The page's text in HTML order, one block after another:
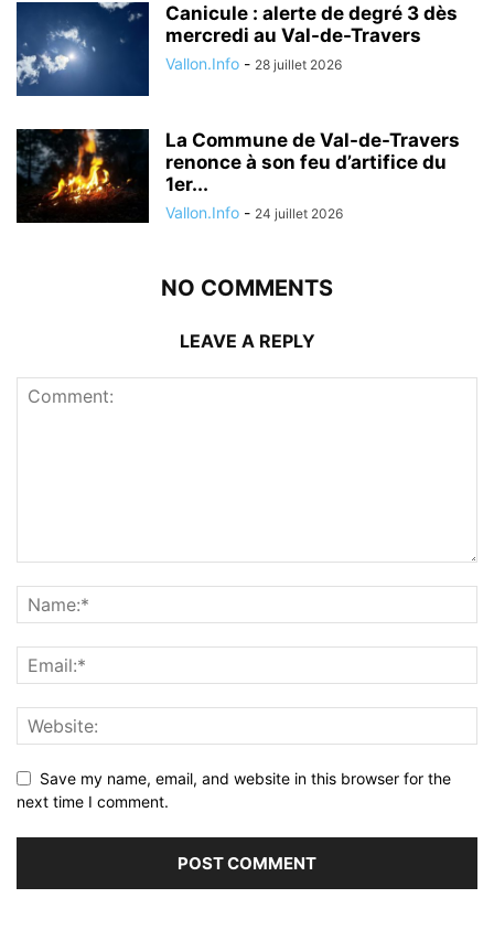
Canicule : alerte de degré 3 dès
mercredi au Val-de-Travers
Vallon.Info - 28 juillet 2026
La Commune de Val-de-Travers
renonce à son feu d’artifice du
1er...
Vallon.Info - 24 juillet 2026
NO COMMENTS
LEAVE A REPLY
Save my name, email, and website in this browser for the
next time I comment.